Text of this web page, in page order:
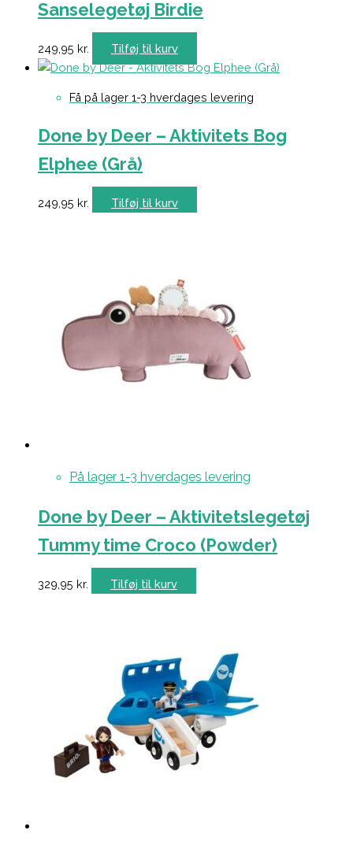
Sanselegetøj Birdie
249,95 kr. Tilføj til kurv
Få på lager 1-3 hverdages levering
Done by Deer – Aktivitets Bog
Elphee (Grå)
249,95 kr. Tilføj til kurv
På lager 1-3 hverdages levering
Done by Deer – Aktivitetslegetøj
Tummy time Croco (Powder)
329,95 kr. Tilføj til kurv